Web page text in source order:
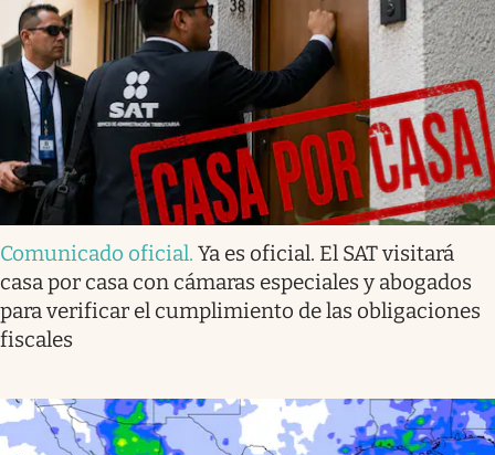
Comunicado oficial. Ya es oficial. El SAT visitará
casa por casa con cámaras especiales y abogados
para verificar el cumplimiento de las obligaciones
fiscales